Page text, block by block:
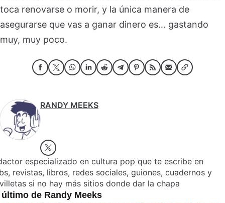
toca renovarse o morir, y la única manera de
asegurarse que vas a ganar dinero es… gastando
muy, muy poco.
RANDY MEEKS
especializado en cultura pop que te escribe en
revistas, libros, redes sociales, guiones, cuadernos y
si no hay más sitios donde dar la chapa
de Randy Meeks